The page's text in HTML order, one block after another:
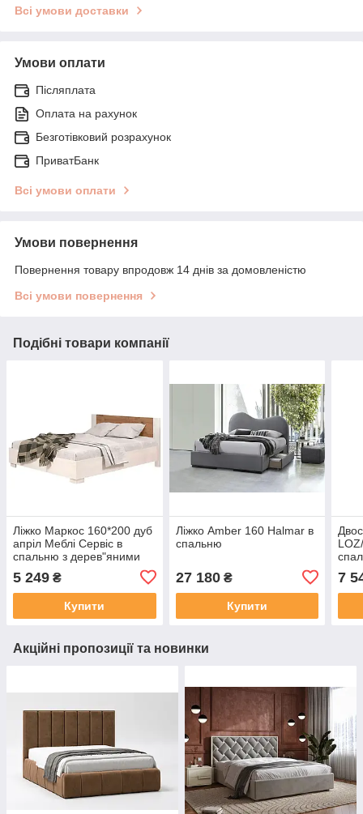
Всі умови доставки
Умови оплати
Післяплата
Оплата на рахунок
Безготівковий розрахунок
ПриватБанк
Всі умови оплати
Умови повернення
Повернення товару впродовж 14 днів за домовленістю
Всі умови повернення
Подібні товари компанії
Ліжко Маркос 160*200 дуб
апріл Меблі Сервіс в
спальню з дерев"яними
5 249 ₴
Купити
Ліжко Amber 160 Halmar в
спальню
27 180₴
Купити
7
Акційні пропозиції та новинки